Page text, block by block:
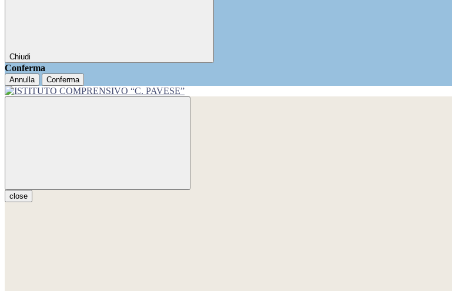
Chiudi
Conferma
Annulla Conferma
close